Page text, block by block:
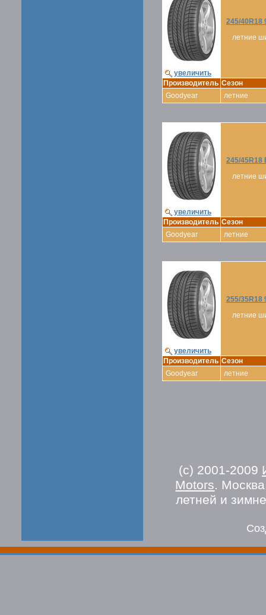
увеличить
245/40R18
летние
Производитель Сезон
Goodyear
летние
увеличить
245/45R18
летние
Производитель Сезон
Goodyear
летние
увеличить
255/35R18
летние
Производитель Сезон
Goodyear
летние
(c) 2001-2009
Motors.
летней и